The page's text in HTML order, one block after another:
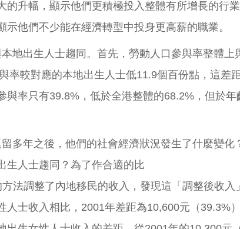
的升幅，顯示他們更積極投入整體有所增長的行
示他們不少能在經濟轉型中投身更高薪的職業。
地出生人士趨同。首先，勞動人口參與率整體
率較對應的本地出生人士低11.9個百份點，這
與率只有39.8%，低於全港整體的68.2%，但於
多年之後，他們的社會經濟狀況發生了什麼變
生人士趨同？為了作合適的比
法調整了內地移民的收入，發現這「調整後收
人士收入相比，2001年差距為10,600元（